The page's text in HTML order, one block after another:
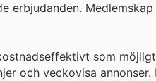
erbjudanden.
som
och veckovisa